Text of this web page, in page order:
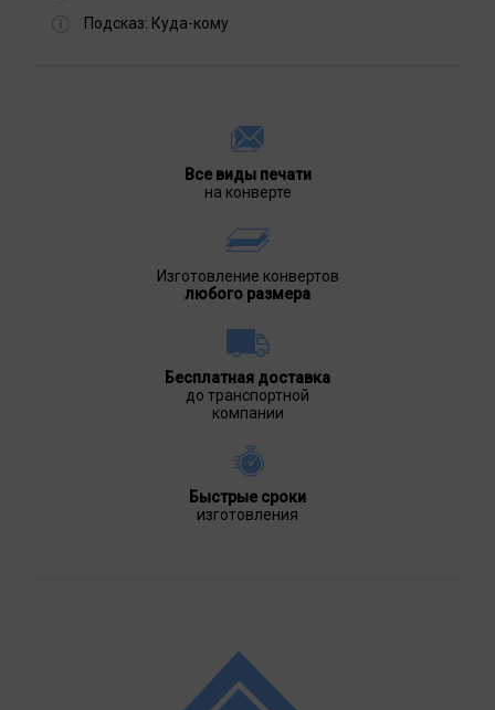
Подсказ: Куда-кому
Все виды печати
на конверте
Изготовление конвертов
любого размера
Бесплатная доставка
до транспортной
компании
Быстрые сроки
изготовления